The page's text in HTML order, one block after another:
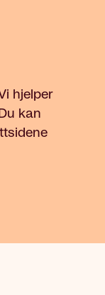
hjelper
kan